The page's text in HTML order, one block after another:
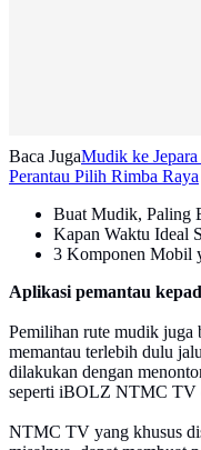
Baca JugaMudik ke
Perantau Pilih Rimba Raya
Buat Mudik, Paling
Kapan Waktu Ideal
3 Komponen Mobil
Aplikasi pemantau
Pemilihan rute mudik juga
memantau terlebih dulu
dilakukan dengan
seperti iBOLZ NTMC TV
NTMC TV yang khusus